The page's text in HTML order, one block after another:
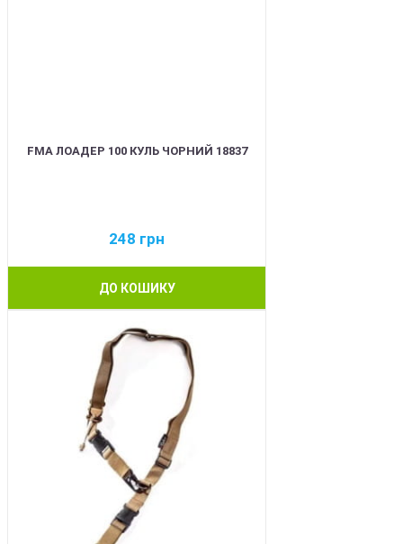
FMA ЛОАДЕР 100 КУЛЬ ЧОРНИЙ 18837
248 грн
ДО КОШИКУ